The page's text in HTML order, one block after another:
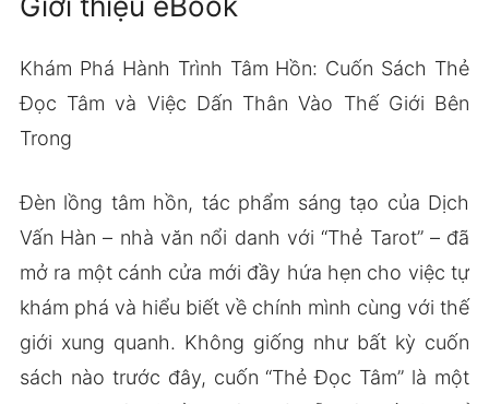
Khám Phá Hành Trình Tâm Hồn: Cuốn Sách Thẻ
Đọc Tâm và Việc Dấn Thân Vào Thế Giới Bên
Trong
Đèn lồng tâm hồn, tác phẩm sáng tạo của Dịch
Vấn Hàn – nhà văn nổi danh với “Thẻ Tarot” – đã
mở ra một cánh cửa mới đầy hứa hẹn cho việc tự
khám phá và hiểu biết về chính mình cùng với thế
giới xung quanh. Không giống như bất kỳ cuốn
sách nào trước đây, cuốn “Thẻ Đọc Tâm” là một